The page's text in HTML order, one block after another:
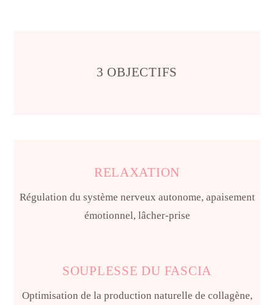
3 OBJECTIFS
RELAXATION
Régulation du système nerveux autonome, apaisement
émotionnel, lâcher-prise
SOUPLESSE DU FASCIA
Optimisation de la production naturelle de collagène,